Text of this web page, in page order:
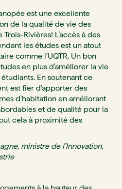
est une excellente
de la qualité de vie des
Rivières! L’accès à des
les études est un atout
comme l’UQTR. Un bon
en plus d’améliorer la vie
En soutenant ce
est fier d’apporter des
d'habitation en améliorant
et de qualité pour la
cela à proximité des
ministre de l’Innovation,